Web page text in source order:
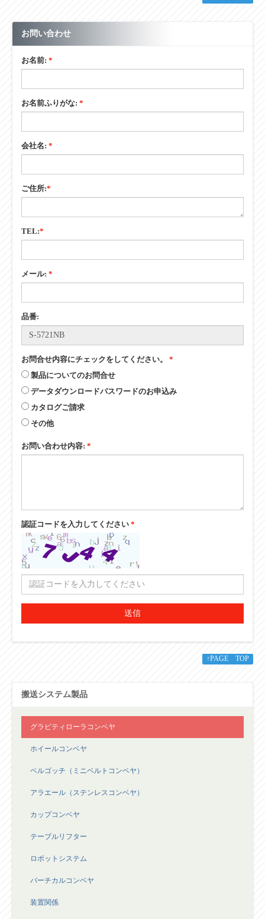
お問い合わせ
お名前: *
お名前ふりがな: *
会社名: *
ご住所:*
TEL:*
メール: *
品番:
お問合せ内容にチェックをしてください。 *
製品についてのお問合せ
データダウンロードパスワードのお申込み
カタログご請求
その他
お問い合わせ内容: *
認証コードを入力してください *
送信
↑PAGE TOP
搬送システム製品
グラビティローラコンベヤ
ホイールコンベヤ
ベルゴッチ（ミニベルトコンベヤ）
アラエール（ステンレスコンベヤ）
カップコンベヤ
テーブルリフター
ロボットシステム
バーチカルコンベヤ
装置関係